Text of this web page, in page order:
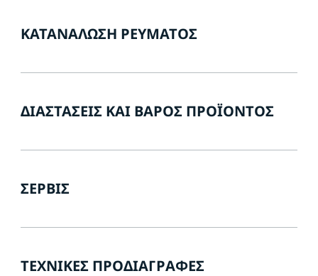
ΚΑΤΑΝΆΛΩΣΗ ΡΕΎΜΑΤΟΣ
ΔΙΑΣΤΆΣΕΙΣ ΚΑΙ ΒΆΡΟΣ ΠΡΟΪΌΝΤΟΣ
ΣΈΡΒΙΣ
ΤΕΧΝΙΚΈΣ ΠΡΟΔΙΑΓΡΑΦΈΣ